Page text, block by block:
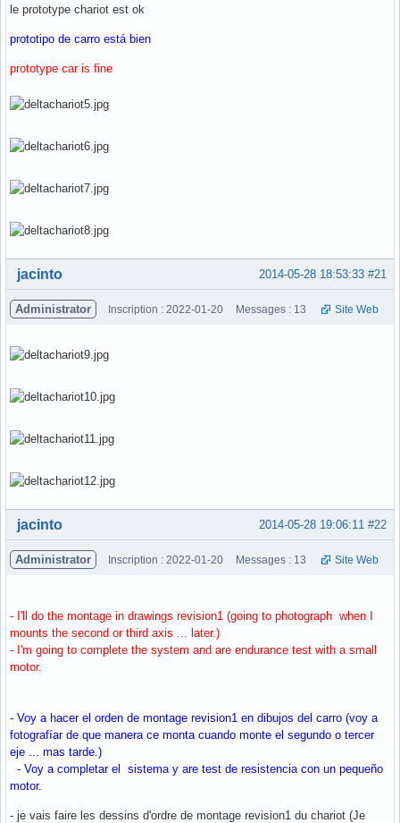
le prototype chariot est ok
prototipo de carro está bien
prototype car is fine
Hors ligne #21
2014-05-28 18:53:33
jacinto
Administrator Inscription : 2022-01-20 Messages : 13 Site Web
Hors ligne #22
2014-05-28 19:06:11
jacinto
Administrator Inscription : 2022-01-20 Messages : 13 Site Web
- I'll do the montage in drawings revision1 (going to photograph when I
mounts the second or third axis ... later.)
- I'm going to complete the system and are endurance test with a small
motor.
- Voy a hacer el orden de montage revision1 en dibujos del carro (voy a
fotografíar de que manera ce monta cuando monte el segundo o tercer
eje ... mas tarde.)
- Voy a completar el sistema y are test de resistencia con un pequeño
motor.
- je vais faire les dessins d'ordre de montage revision1 du chariot (Je